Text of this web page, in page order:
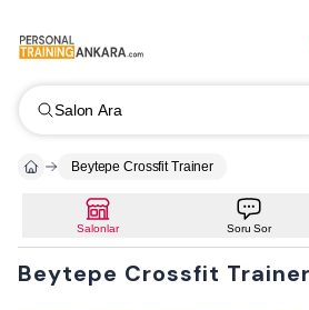
Salon Ara
Beytepe Crossfit Trainer
Salonlar Soru Sor
Beytepe Crossfit Trainer